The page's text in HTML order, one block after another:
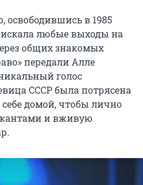
освободившись в 1985
любые выходы на
общих знакомых
передали Алле
голос
СССР была потрясена
домой, чтобы лично
и вживую